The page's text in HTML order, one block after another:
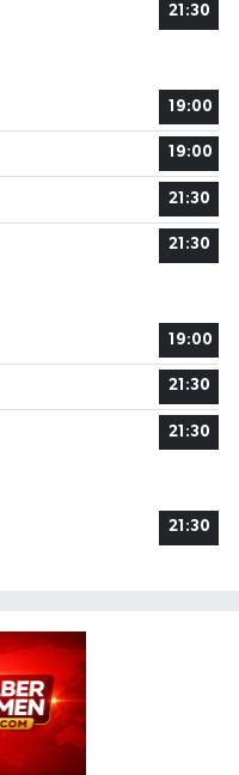
21:30
19:00
19:00
21:30
21:30
19:00
21:30
21:30
21:30